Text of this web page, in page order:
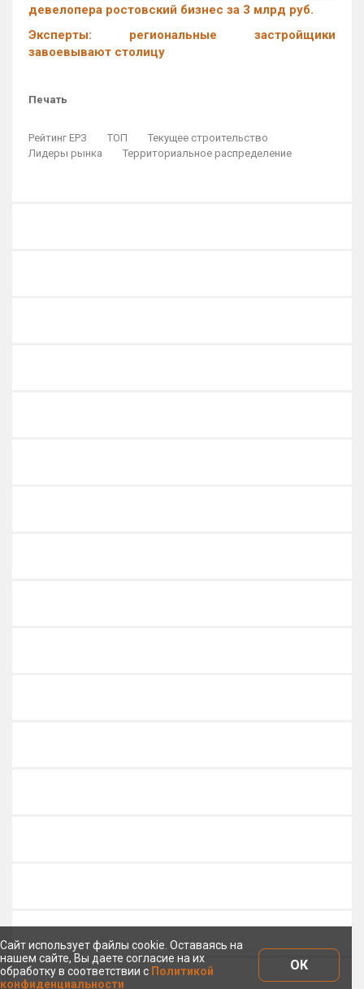
девелопера ростовский бизнес за 3 млрд руб.
Эксперты: региональные застройщики
завоевывают столицу
Печать
Рейтинг ЕРЗ ТОП
Текущее строительство
Лидеры рынка
Территориальное распределение
Сайт использует файлы cookie. Оставаясь на
нашем сайте, Вы даете согласие на их
обработку в соответствии с Политикой
конфиденциальности
ОК